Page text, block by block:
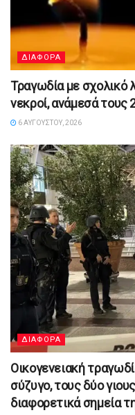
ΔΙΑΦΟΡΑ
Τραγωδία με σχολικό
νεκροί, ανάμεσά τους
6 ΑΥΓΟΎΣΤΟΥ, 2026
ΔΙΑΦΟΡΑ
Οικογενειακή
σύζυγο, τους δύο
διαφορετικά σημεία